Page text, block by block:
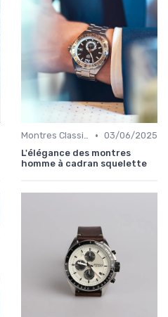
Montres Classiques • 03/06/2025
L'élégance des montres
homme à cadran squelette